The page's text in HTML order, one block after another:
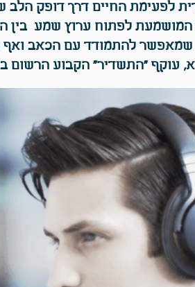
לפעימת החיים דרך דופק הלב
המושמעת לפתוח ערוץ שמע בין
שמאפשר להתמודד עם הכאב ואף
עוקף "התשדיר" הקבוע הרשום